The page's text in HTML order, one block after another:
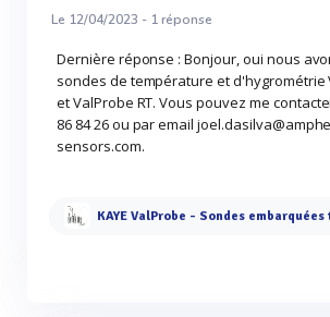
Le 12/04/2023 - 1réponse
Dernière réponse : Bonjour, oui nous
sondes de température et d'hygrométrie
et ValProbe RT. Vous pouvez me
86 84 26 ou par email
sensors.com.
KAYE ValProbe - Sondes embarquées température,